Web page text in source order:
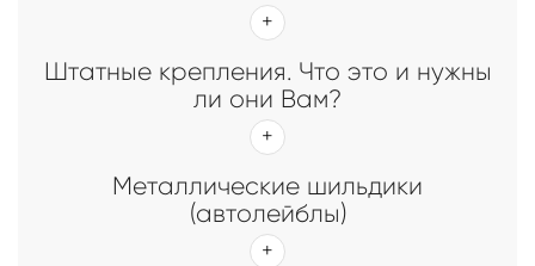
Штатные крепления. Что это и нужны
ли они Вам?
Металлические шильдики
(автолейблы)